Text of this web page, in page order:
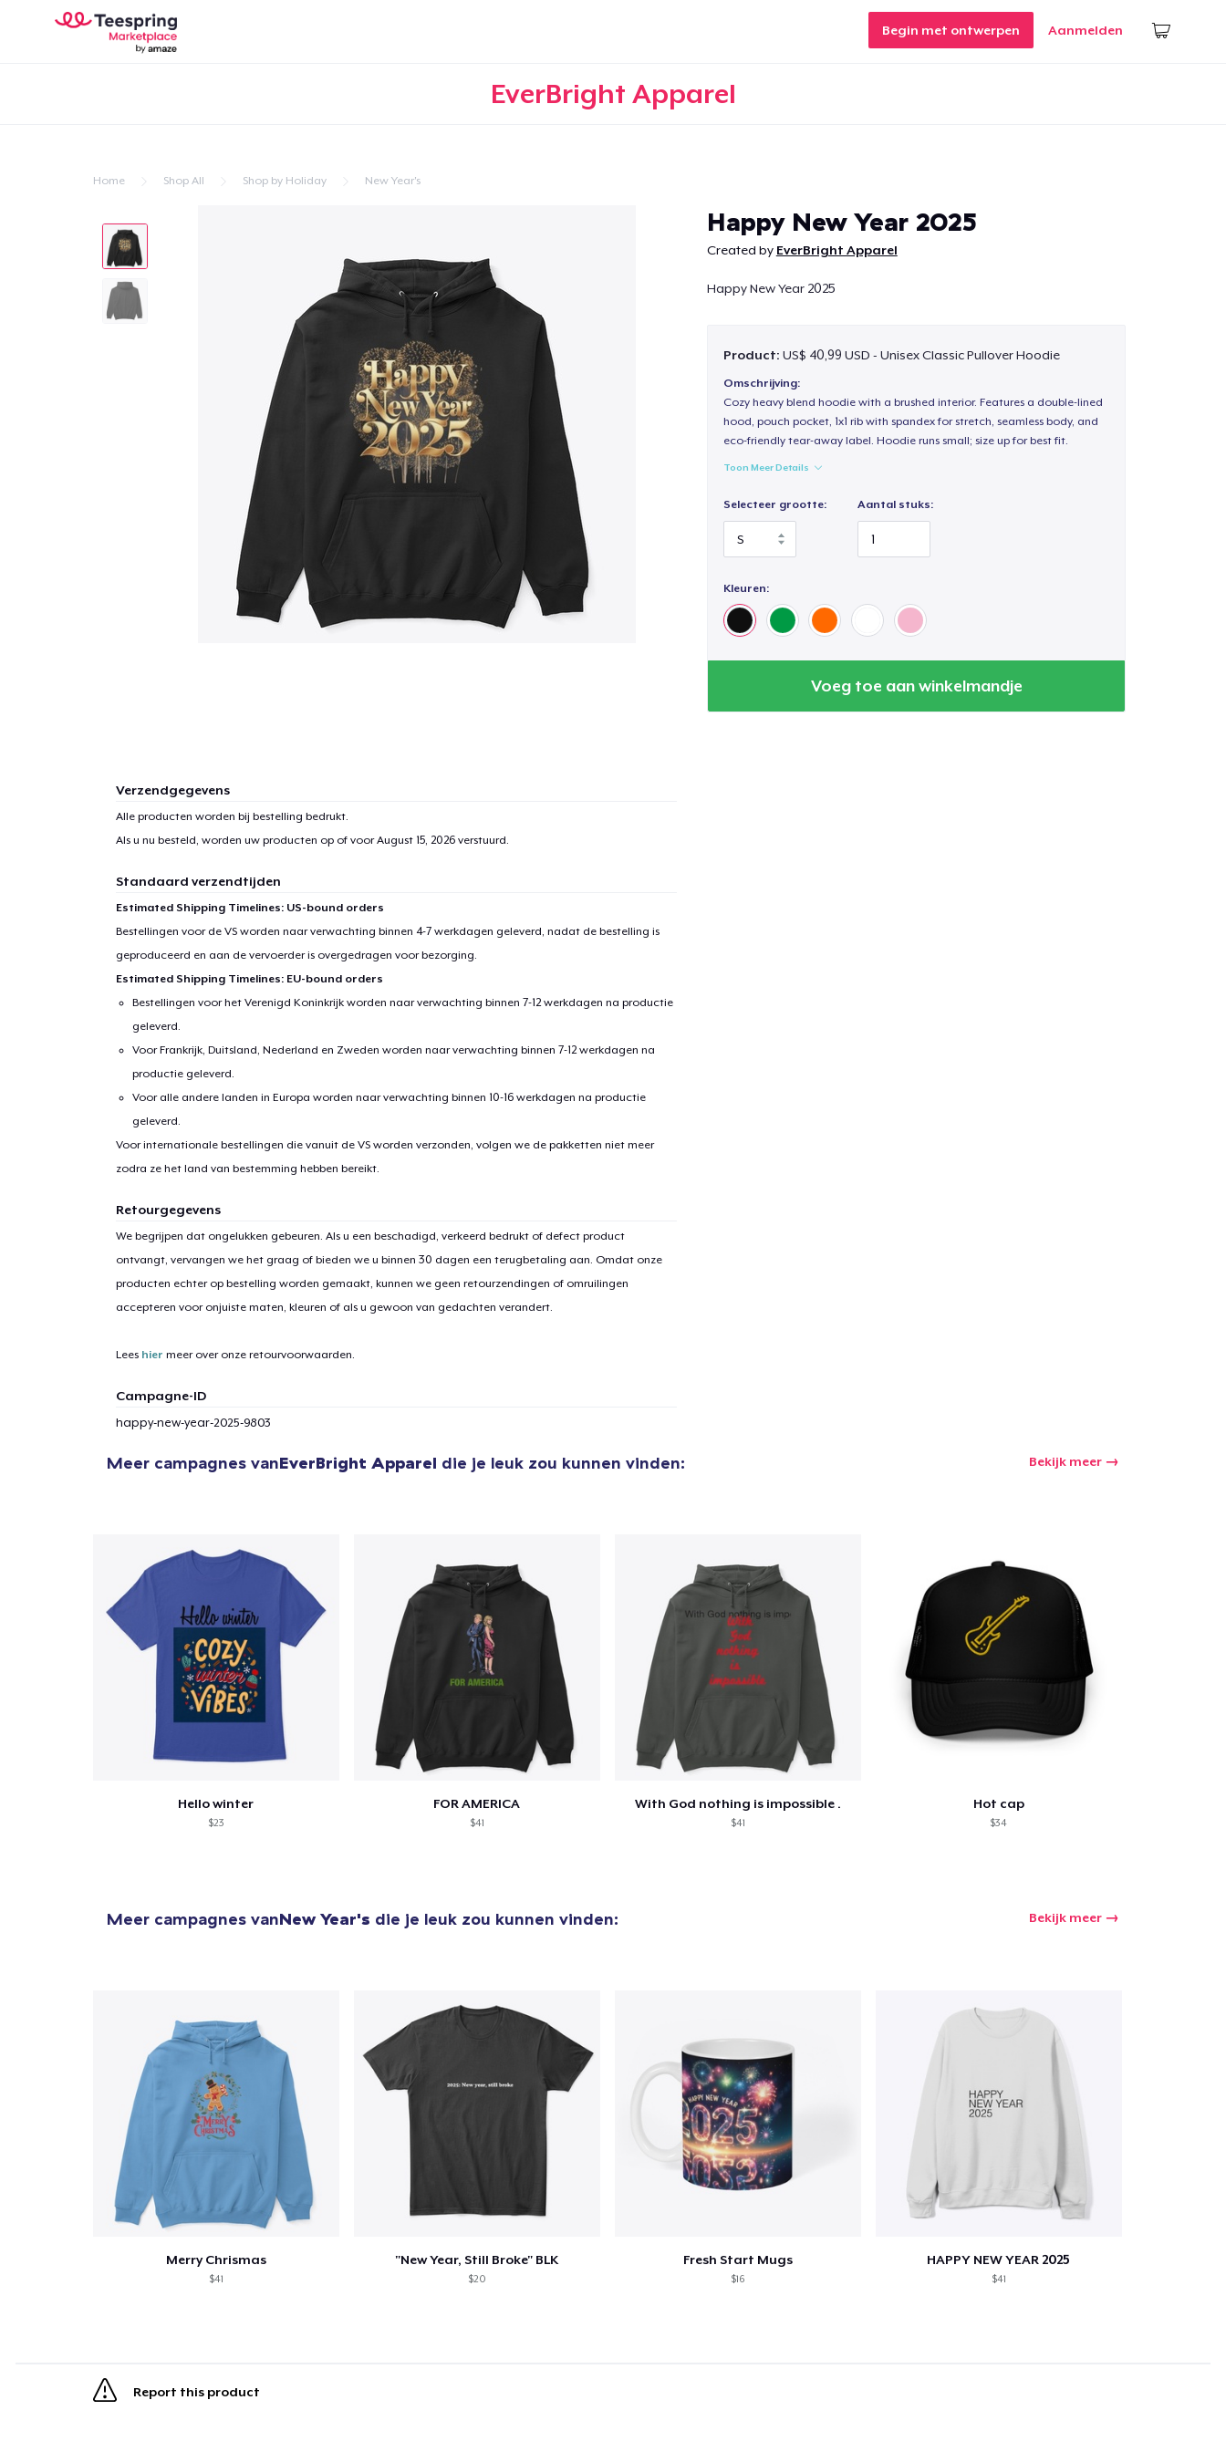
Begin met ontwerpen Aanmelden
EverBright Apparel
Home Shop All Shop by Holiday New Year's
Happy New Year 2025
Created by EverBright Apparel
Happy New Year 2025
Product: US$ 40,99 USD - Unisex Classic Pullover Hoodie
Omschrijving:
Cozy heavy blend hoodie with a brushed interior. Features a double-lined
hood, pouch pocket, 1x1 rib with spandex for stretch, seamless body, and
eco-friendly tear-away label. Hoodie runs small; size up for best fit.
Toon Meer Details
Selecteer grootte: Aantal stuks:
Kleuren:
Voeg toe aan winkelmandje
Verzendgegevens
Alle producten worden bij bestelling bedrukt.
Als u nu besteld, worden uw producten op of voorAugust 15, 2026verstuurd.
Standaard verzendtijden
Estimated Shipping Timelines: US-bound orders
Bestellingen voor de VS worden naar verwachting binnen 4-7 werkdagen geleverd, nadat de bestelling is
geproduceerd en aan de vervoerder is overgedragen voor bezorging.
Estimated Shipping Timelines: EU-bound orders
Bestellingen voor het Verenigd Koninkrijk worden naar verwachting binnen 7-12 werkdagen na productie
geleverd.
Voor Frankrijk, Duitsland, Nederland en Zweden worden naar verwachting binnen 7-12 werkdagen na
productie geleverd.
Voor alle andere landen in Europa worden naar verwachting binnen 10-16 werkdagen na productie
geleverd.
Voor internationale bestellingen die vanuit de VS worden verzonden, volgen we de pakketten niet meer
zodra ze het land van bestemming hebben bereikt.
Retourgegevens
We begrijpen dat ongelukken gebeuren. Als u een beschadigd, verkeerd bedrukt of defect product
ontvangt, vervangen we het graag of bieden we u binnen 30 dagen een terugbetaling aan. Omdat onze
producten echter op bestelling worden gemaakt, kunnen we geen retourzendingen of omruilingen
accepteren voor onjuiste maten, kleuren of als u gewoon van gedachten verandert.
Lees hier meer over onze retourvoorwaarden.
Campagne-ID
happy-new-year-2025-9803
Meer campagnes vanEverBright Apparel die je leuk zou kunnen vinden: Bekijk meer
Hello winter
$23
FOR AMERICA
$41
With God nothing is impossible .
$41
Hot cap
$34
Meer campagnes vanNew Year's die je leuk zou kunnen vinden: Bekijk meer
Merry Chrismas
$41
"New Year, Still Broke" BLK
$20
Fresh Start Mugs
$16
HAPPY NEW YEAR 2025
$41
Report this product
1item aan winkelwagen toegevoegd